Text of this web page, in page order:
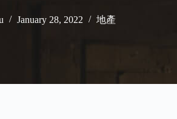
January 28, 2022 地產